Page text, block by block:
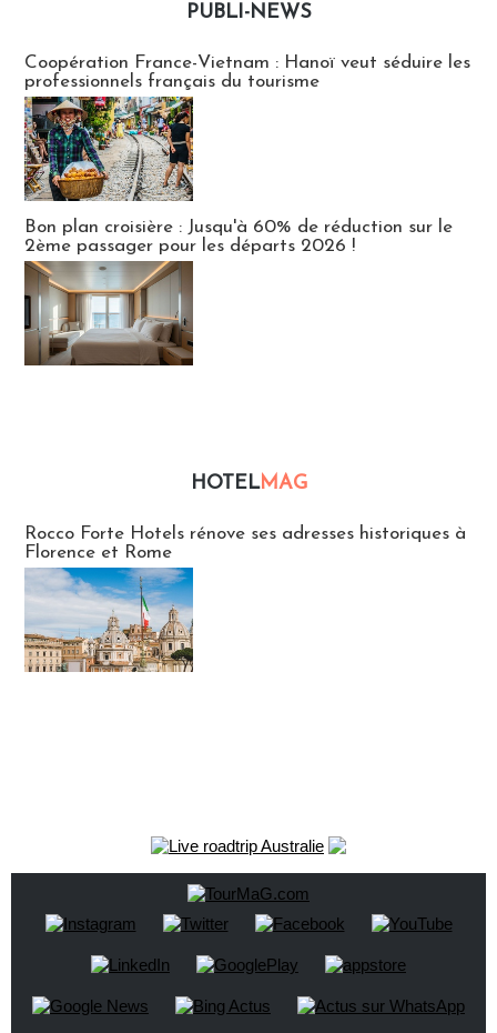
PUBLI-NEWS
Coopération France-Vietnam : Hanoï veut séduire les
professionnels français du tourisme
Bon plan croisière : Jusqu'à 60% de réduction sur le
2ème passager pour les départs 2026 !
HOTELMAG
Rocco Forte Hotels rénove ses adresses historiques à
Florence et Rome